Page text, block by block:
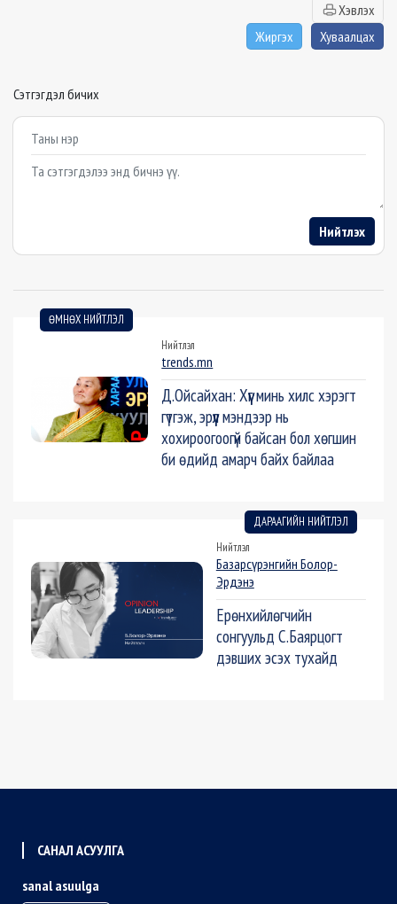
Хэвлэх
Жиргэх
Хуваалцах
Сэтгэгдэл бичих
Example textarea
Нийтлэх
ӨМНӨХ НИЙТЛЭЛ
Нийтлэл
trends.mn
Д.Ойсайхан: Хүүг минь хилс хэрэгт
гүтгэж, эрүүл мэндээр нь
хохироогоогүй байсан бол хөгшин
би өдийд амарч байх байлаа
ДАРААГИЙН НИЙТЛЭЛ
Нийтлэл
Базарсүрэнгийн Болор-
Эрдэнэ
Ерөнхийлөгчийн
сонгуульд С.Баярцогт
дэвших эсэх тухайд
САНАЛ АСУУЛГА
sanal asuulga